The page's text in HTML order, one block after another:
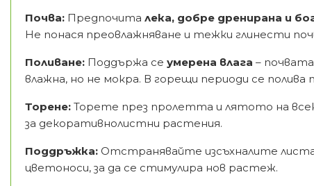
Почва: Предпочита лека, добре дренирана и
Не понася преовлажняване и тежки глинести
Поливане: Поддържа се умерена влага –
влажна, но не мокра. В горещи периоди се полива
Торене: Торете през пролетта и лятото на
за декоративнолистни растения.
Поддръжка: Отстранявайте изсъхналите
цветоноси, за да се стимулира нов растеж.